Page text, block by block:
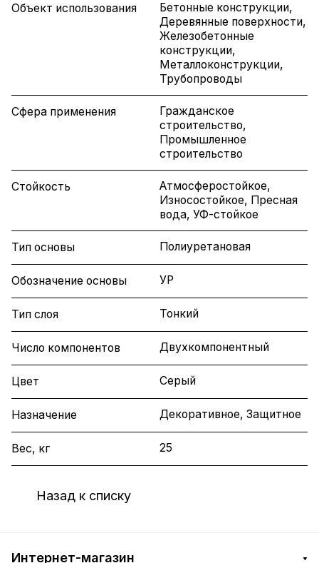
Объект использования
Бетонные конструкции,
Деревянные поверхности,
Железобетонные
конструкции,
Металлоконструкции,
Трубопроводы
Сфера применения
Гражданское
строительство,
Промышленное
строительство
Стойкость
Атмосферостойкое,
Износостойкое, Пресная
вода, УФ-стойкое
Тип основы Полиуретановая
Обозначение основы УР
Тип слоя Тонкий
Число компонентов Двухкомпонентный
Цвет Серый
Назначение Декоративное, Защитное
Вес, кг 25
Назад к списку
Интернет-магазин